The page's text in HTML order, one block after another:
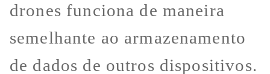
drones funciona de maneira
semelhante ao armazenamento
de dados de outros dispositivos.